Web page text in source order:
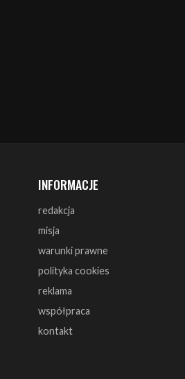
redakcja
warunki prawne
polityka cookies
reklama
współpraca
kontakt
DOŁĄCZ DO NAS